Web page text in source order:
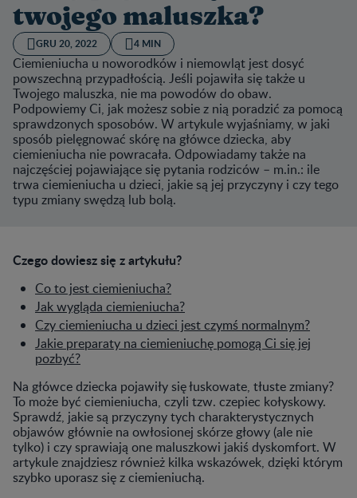
twojego maluszka?
GRU 20, 2022 4 MIN
Ciemieniucha u noworodków i niemowląt jest dosyć
powszechną przypadłością. Jeśli pojawiła się także u
Twojego maluszka, nie ma powodów do obaw.
Podpowiemy Ci, jak możesz sobie z nią poradzić za pomocą
sprawdzonych sposobów. W artykule wyjaśniamy, w jaki
sposób pielęgnować skórę na główce dziecka, aby
ciemieniucha nie powracała. Odpowiadamy także na
najczęściej pojawiające się pytania rodziców – m.in.: ile
trwa ciemieniucha u dzieci, jakie są jej przyczyny i czy tego
typu zmiany swędzą lub bolą.
Czego dowiesz się z artykułu?
Co to jest ciemieniucha?
Jak wygląda ciemieniucha?
Czy ciemieniucha u dzieci jest czymś normalnym?
Jakie preparaty na ciemieniuchę pomogą Ci się jej
pozbyć?
Na główce dziecka pojawiły się łuskowate, tłuste zmiany?
To może być ciemieniucha, czyli tzw. czepiec kołyskowy.
Sprawdź, jakie są przyczyny tych charakterystycznych
objawów głównie na owłosionej skórze głowy (ale nie
tylko) i czy sprawiają one maluszkowi jakiś dyskomfort. W
artykule znajdziesz również kilka wskazówek, dzięki którym
szybko uporasz się z ciemieniuchą.